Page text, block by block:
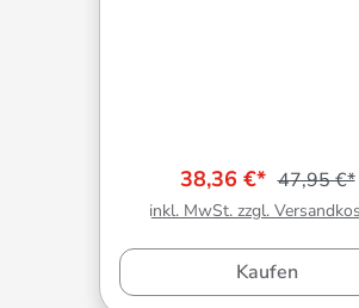
38,36 €* 47,95 €*
inkl. MwSt. zzgl.
Kaufen